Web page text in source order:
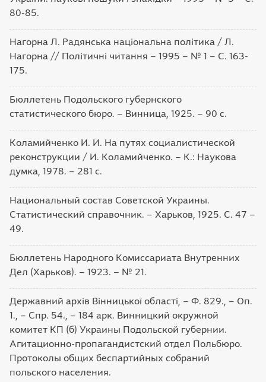
80-85.
Нагорна Л. Радянська національна політика / Л.
Нагорна // Політичні читання – 1995 – № 1 – С. 163-
175.
Бюллетень Подольского губернского
статистического бюро. – Винница, 1925. – 90 с.
Коламийченко И. И. На путях социалистической
реконструкции / И. Коламийченко. – К.: Наукова
думка, 1978. – 281 с.
Национальный состав Советской Украины.
Статистический справочник. – Харьков, 1925. С. 47 –
49.
Бюллетень Народного Комиссариата Внутренних
Дел (Харьков). – 1923. – № 21.
Державний архів Вінницької області, – Ф. 829., – Оп.
1., – Спр. 54., – 184 арк. Винницкий окружной
комитет КП (б) Украины Подольской губернии.
Агитационно-пропагандистский отдел Польбюро.
Протоколы общих беспартийных собраний
польского населения.